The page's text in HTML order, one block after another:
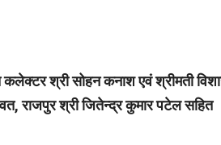
श्री सोहन कनाश एवं श्रीमती
राजपुर श्री जितेन्द्र कुमार पटेल सहित